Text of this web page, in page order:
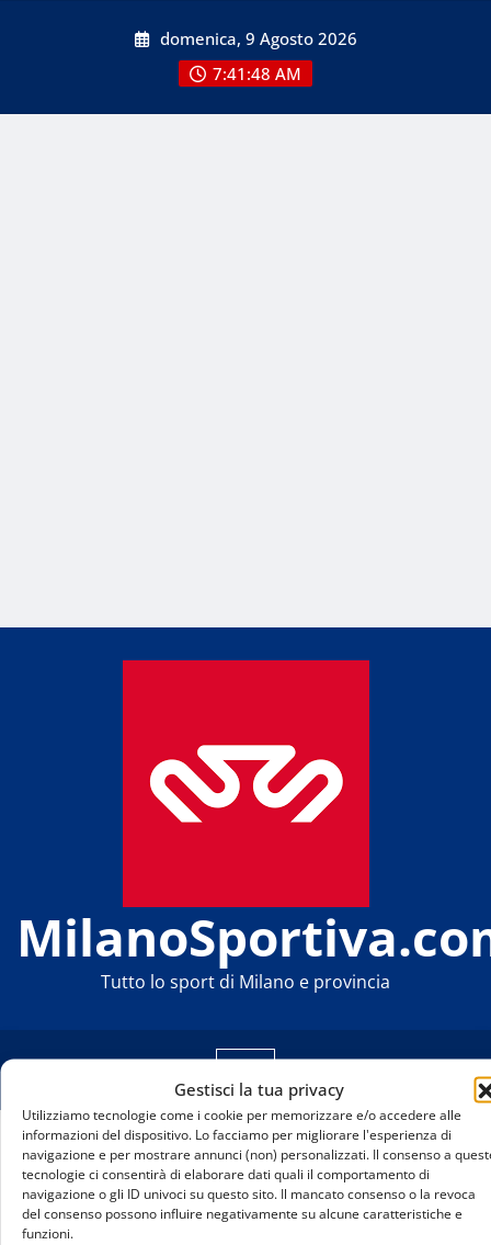
Gestisci la tua privacy
Utilizziamo tecnologie come i cookie per memorizzare e/o accedere alle
informazioni del dispositivo. Lo facciamo per migliorare l'esperienza di
navigazione e per mostrare annunci (non) personalizzati. Il consenso a
tecnologie ci consentirà di elaborare dati quali il comportamento di
navigazione o gli ID univoci su questo sito. Il mancato consenso o la revoca
del consenso possono influire negativamente su alcune caratteristiche e
funzioni.
domenica, 9 Agosto 2026
7:41:48 AM
Tutto lo sport di Milano e provincia
Home
Attività Fisica Completa All’Aperto: Benefici,
Esercizi E Consigli Per Allenarsi Nella Natura